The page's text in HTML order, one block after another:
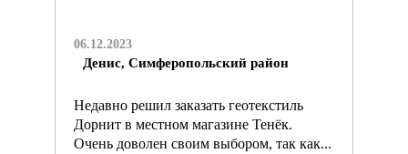
06.12.2023
Денис, Симферопольский район
Недавно решил заказать геотекстиль
Дорнит в местном магазине Тенёк.
Очень доволен своим выбором, так как...